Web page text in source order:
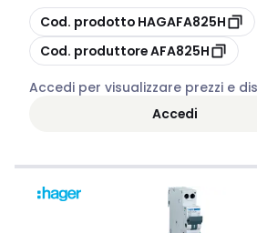
copia
Cod. prodotto HAGAFA825H
copia
Cod. produttoreAFA825H
Accedi per visualizzare prezzi e
Accedi